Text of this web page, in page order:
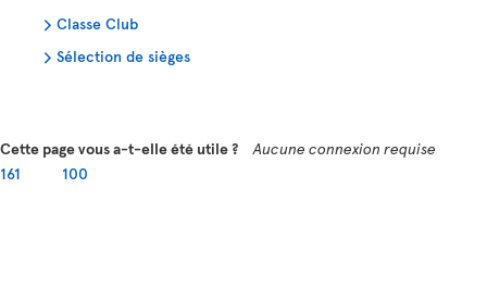
Classe Club
Sélection de sièges
Cette page vous a-t-elle été utile ?
Aucune connexion requise
161
100